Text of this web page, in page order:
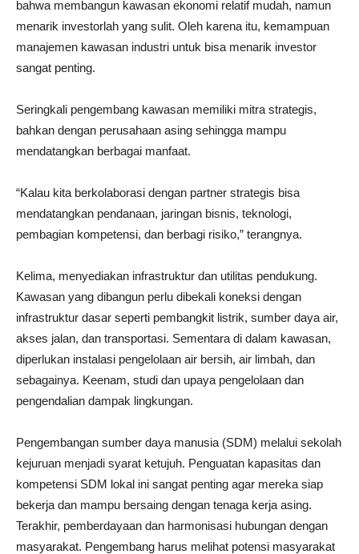
bahwa membangun kawasan ekonomi relatif mudah, namun
menarik investorlah yang sulit. Oleh karena itu, kemampuan
manajemen kawasan industri untuk bisa menarik investor
sangat penting.
Seringkali pengembang kawasan memiliki mitra strategis,
bahkan dengan perusahaan asing sehingga mampu
mendatangkan berbagai manfaat.
“Kalau kita berkolaborasi dengan partner strategis bisa
mendatangkan pendanaan, jaringan bisnis, teknologi,
pembagian kompetensi, dan berbagi risiko,” terangnya.
Kelima, menyediakan infrastruktur dan utilitas pendukung.
Kawasan yang dibangun perlu dibekali koneksi dengan
infrastruktur dasar seperti pembangkit listrik, sumber daya air,
akses jalan, dan transportasi. Sementara di dalam kawasan,
diperlukan instalasi pengelolaan air bersih, air limbah, dan
sebagainya. Keenam, studi dan upaya pengelolaan dan
pengendalian dampak lingkungan.
Pengembangan sumber daya manusia (SDM) melalui sekolah
kejuruan menjadi syarat ketujuh. Penguatan kapasitas dan
kompetensi SDM lokal ini sangat penting agar mereka siap
bekerja dan mampu bersaing dengan tenaga kerja asing.
Terakhir, pemberdayaan dan harmonisasi hubungan dengan
masyarakat. Pengembang harus melihat potensi masyarakat